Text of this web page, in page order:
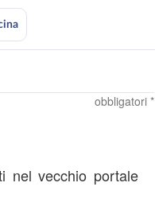
obbligatori *
nel vecchio portale